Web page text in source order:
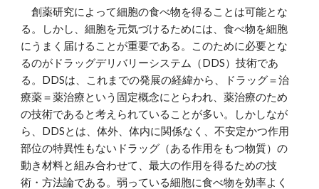
創薬研究によって細胞の食べ物を得ることは可能とな
る。しかし、細胞を元気づけるためには、食べ物を細胞
にうまく届けることが重要である。このために必要とな
るのがドラッグデリバリーシステム（DDS）技術であ
る。DDSは、これまでの発展の経緯から、ドラッグ＝治
療薬＝薬治療という固定概念にとらわれ、薬治療のため
の技術であると考えられていることが多い。しかしなが
ら、DDSとは、体外、体内に関係なく、不安定かつ作用
部位の特異性もないドラッグ（ある作用をもつ物質）の
動き材料と組み合わせて、最大の作用を得るための技
術・方法論である。弱っている細胞に食べ物を効率よく